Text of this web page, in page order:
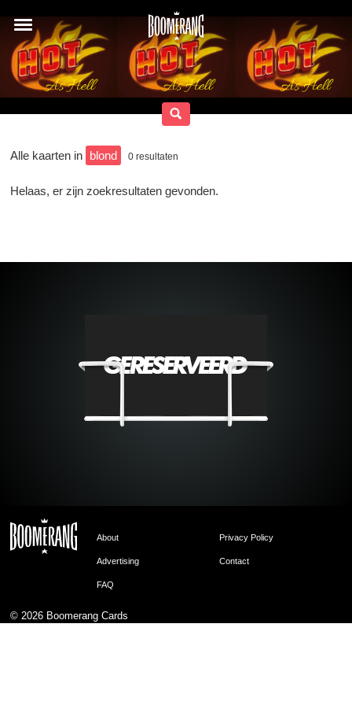
Alle kaarten in blond 0 resultaten
Helaas, er zijn zoekresultaten gevonden.
About Privacy Policy
Advertising Contact
FAQ
© 2026 Boomerang Cards